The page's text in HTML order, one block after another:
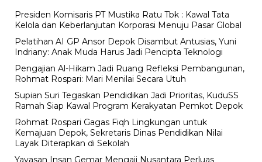
Presiden Komisaris PT Mustika Ratu Tbk : Kawal Tata
Kelola dan Keberlanjutan Korporasi Menuju Pasar Global
Pelatihan AI GP Ansor Depok Disambut Antusias, Yuni
Indriany: Anak Muda Harus Jadi Pencipta Teknologi
Pengajian Al-Hikam Jadi Ruang Refleksi Pembangunan,
Rohmat Rospari: Mari Menilai Secara Utuh
Supian Suri Tegaskan Pendidikan Jadi Prioritas, KuduSS
Ramah Siap Kawal Program Kerakyatan Pemkot Depok
Rohmat Rospari Gagas Fiqh Lingkungan untuk
Kemajuan Depok, Sekretaris Dinas Pendidikan Nilai
Layak Diterapkan di Sekolah
Yayasan Insan Gemar Mengaji Nusantara Perluas